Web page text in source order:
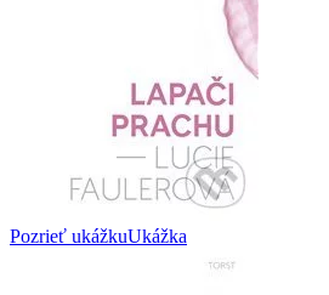
Pozrieť ukážkuUkážka